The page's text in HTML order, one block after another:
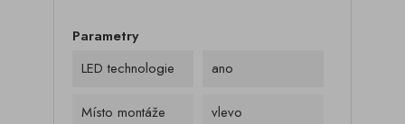
Parametry
LED technologie
ano
Místo montáže vlevo